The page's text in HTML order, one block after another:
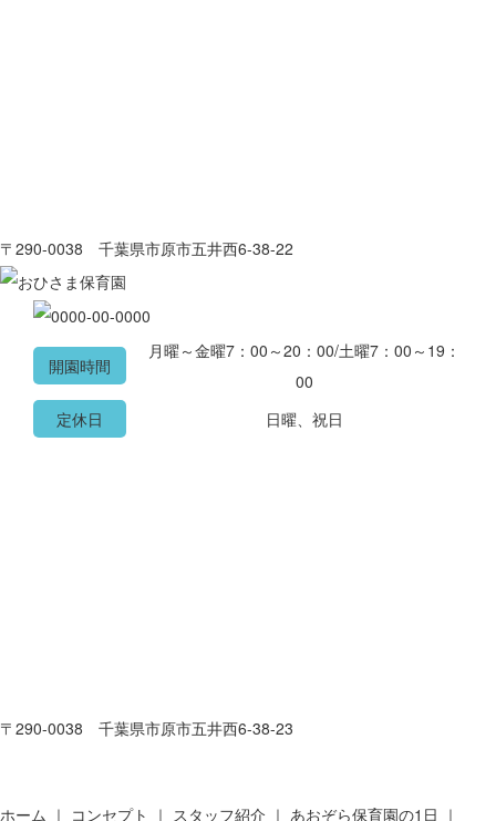
〒290-0038 千葉県市原市五井西6-38-22
開園時間
月曜～金曜7：00～20：00/土曜7：00～19：
00
定休日
日曜、祝日
〒290-0038 千葉県市原市五井西6-38-23
ホーム コンセプト スタッフ紹介 あおぞら保育園の1日